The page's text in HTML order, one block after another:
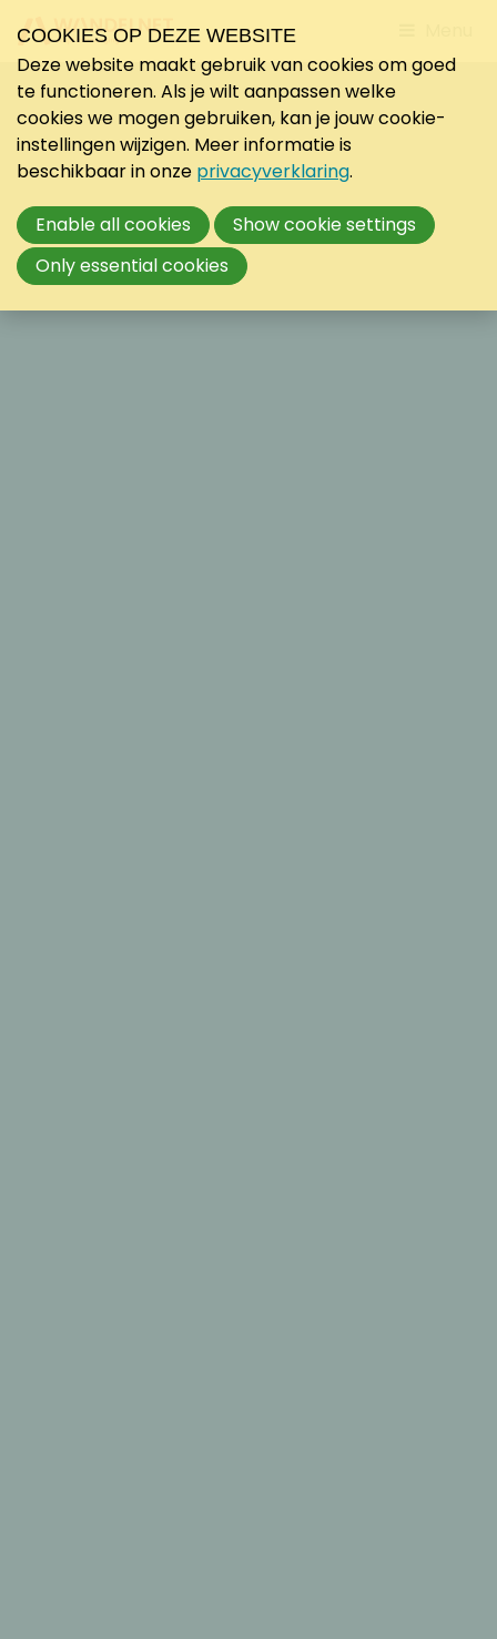
to
COOKIES OP DEZE WEBSITE
Deze website maakt gebruik van cookies om goed
te functioneren. Als je wilt aanpassen welke
cookies we mogen gebruiken, kan je jouw cookie-
instellingen wijzigen. Meer informatie is
beschikbaar in onze privacyverklaring.
Enable all cookies
Show cookie settings
Only essential cookies